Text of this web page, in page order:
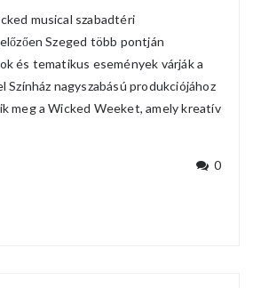
musical szabadtéri
Szeged több pontján
és tematikus események várják a
Színház nagyszabású produkciójához
meg a Wicked Weeket, amely kreatív
0